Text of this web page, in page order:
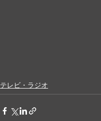
テレビ・ラジオ